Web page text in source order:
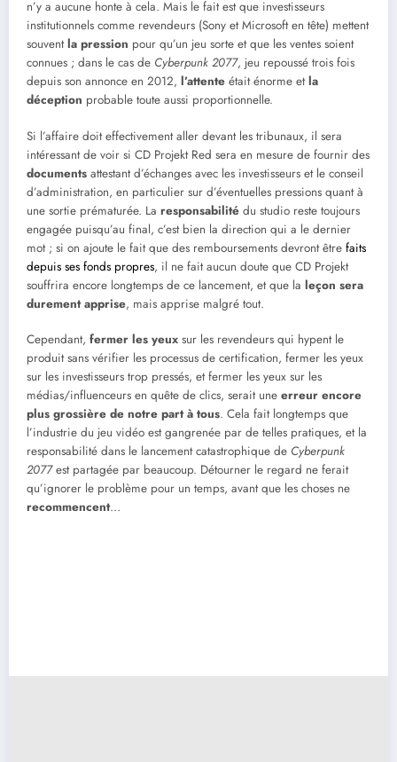
n’y a aucune honte à cela. Mais le fait est que investisseurs
institutionnels comme revendeurs (Sony et Microsoft en tête) mettent
souventla pression pour qu’un jeu sorte et que les ventes soient
connues ; dans le cas de Cyberpunk 2077, jeu repoussé trois fois
depuis son annonce en 2012, l’attente était énorme etla
déception probable toute aussi proportionnelle.
Si l’affaire doit effectivement aller devant les tribunaux, il sera
intéressant de voir si CD Projekt Red sera en mesure de fournir des
documents attestant d’échanges avec les investisseurs et le conseil
d’administration, en particulier sur d’éventuelles pressions quant à
une sortie prématurée. La responsabilité du studio reste toujours
engagée puisqu’au final, c’est bien la direction qui a le dernier
mot ; si on ajoute le fait que des remboursements devront être faits
depuis ses fonds propres, il ne fait aucun doute que CD Projekt
souffrira encore longtemps de ce lancement, et que la leçon sera
durement apprise, mais apprise malgré tout.
Cependant, fermer les yeux sur les revendeurs qui hypent le
produit sans vérifier les processus de certification, fermer les yeux
sur les investisseurs trop pressés, et fermer les yeux sur les
médias/influenceurs en quête de clics, serait une erreur encore
plus grossière de notre part à tous. Cela fait longtemps que
l’industrie du jeu vidéo est gangrenée par de telles pratiques, et la
responsabilité dans le lancement catastrophique de Cyberpunk
2077est partagée par beaucoup. Détourner le regard ne ferait
qu’ignorer le problème pour un temps, avant que les choses ne
recommencent…